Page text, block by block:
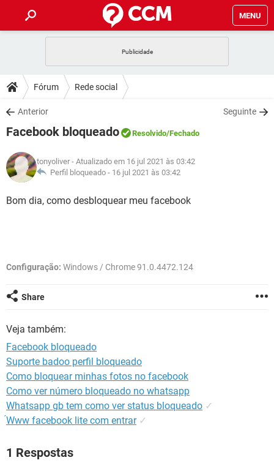
MENU
CELULAR
OUTLOOK
INSTAGRAM GMAIL
GUIA DE COMPRAS
DICAS
JOGOS
INSTAGRAM GMAIL
GUIA DE COMPRAS
DOWNLOADS
JOGOS WHATSAPP
CELULAR
OUTLOOK EXCEL
INSTAGRAM GMAIL
JOGOS WHATSAPP
CELULAR
OUTLOOK EXCEL
GLOSSÁRIO
JOGOS WHATSAPP
Fórum Rede social
Anterior Seguinte
Facebook bloqueado Resolvido/Fechado
tonyoliver - Atualizado em 16 jul 2021 às 03:42
Perfil bloqueado - 16 jul 2021 às 03:42
Bom dia, como desbloquear meu facebook
Configuração: Windows / Chrome 91.0.4472.124
Share
Veja também:
Facebook bloqueado
Suporte badoo perfil bloqueado
Como bloquear minhas fotos no facebook
Como ver número bloqueado no whatsapp
Whatsapp gb tem como ver status bloqueado ✓
́Www facebook lite com entrar ✓
1 Respostas